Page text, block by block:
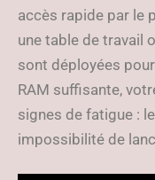
accès rapide par le
une table de travail
sont déployées
RAM suffisante,
signes de fatigue :
impossibilité de